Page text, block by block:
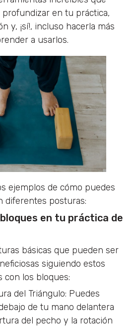
en tu práctica,
y, ¡sí!, incluso hacerla más
a usarlos.
ejemplos de cómo puedes
diferentes posturas:
en tu práctica de
básicas que pueden ser
siguiendo estos
con los bloques:
del Triángulo: Puedes
de tu mano delantera
del pecho y la rotación